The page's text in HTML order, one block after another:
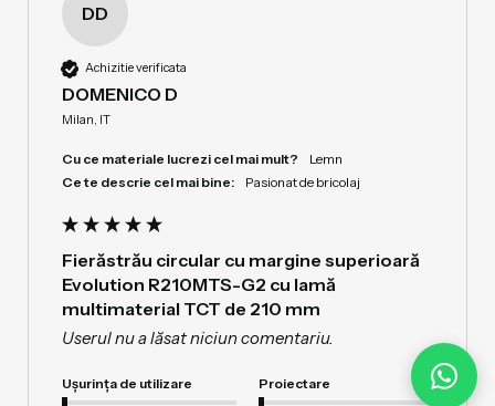
DD
Achizitie verificata
DOMENICO D
Milan, IT
Cu ce materiale lucrezi cel mai mult?
Lemn
Ce te descrie cel mai bine:
Pasionat de bricolaj
Fierăstrău circular cu margine superioară
Evolution R210MTS-G2 cu lamă
multimaterial TCT de 210 mm
Userul nu a lăsat niciun comentariu.
Ușurința de utilizare Proiectare